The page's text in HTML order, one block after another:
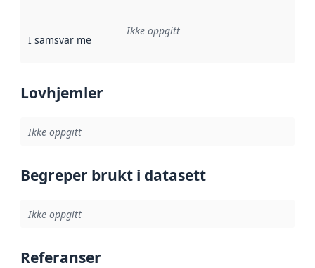
I samsvar med Referanse til en implementasjonsregel
Ikke oppgitt
Lovhjemler
Ikke oppgitt
Begreper brukt i datasett
Ikke oppgitt
Referanser